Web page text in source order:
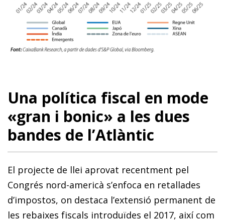
Una política fiscal en mode
«gran i bonic» a les dues
bandes de l’Atlàntic
El projecte de llei aprovat recentment pel
Congrés nord-americà s’enfoca en retallades
d’impostos, on destaca l’extensió permanent de
les rebaixes fiscals introduïdes el 2017, així com